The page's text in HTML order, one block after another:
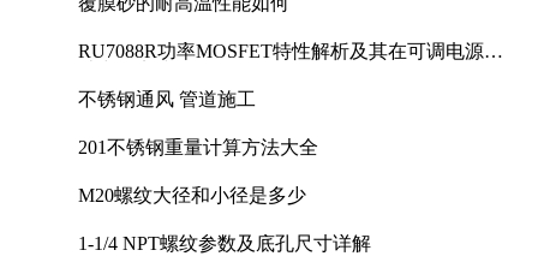
RU7088R功率MOSFET特性解析及其在可调电源设
不锈钢通风 管道施工
201不锈钢重量计算方法大全
M20螺纹大径和小径是多少
1-1/4 NPT螺纹参数及底孔尺寸详解